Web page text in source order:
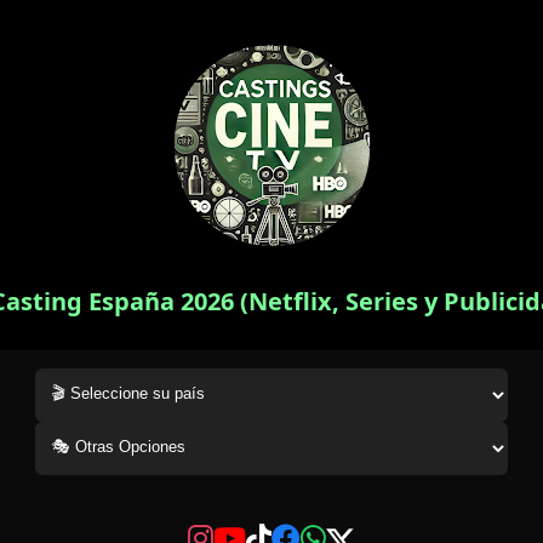
España 2026 (Netflix, Series y